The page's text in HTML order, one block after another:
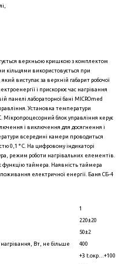
верхньою кришкою з комплектом
кільцями використовується при
виступає за верхній габарит робочої
і прискорює час нагрівання
панелі лабораторної бані MICROmed
Установка температури
Мікропроцесорний блок управління керує
і виключення для досягнення і
всередині камери проводиться
0,1 ° С. На цифровому індикаторі
режим роботи нагрівальних елементів.
функцію таймера. Наявність таймера
електричної енергії. Баня СБ-4
1
220±20
50±2
Вт, не більше
400
+3 t.окр…+100